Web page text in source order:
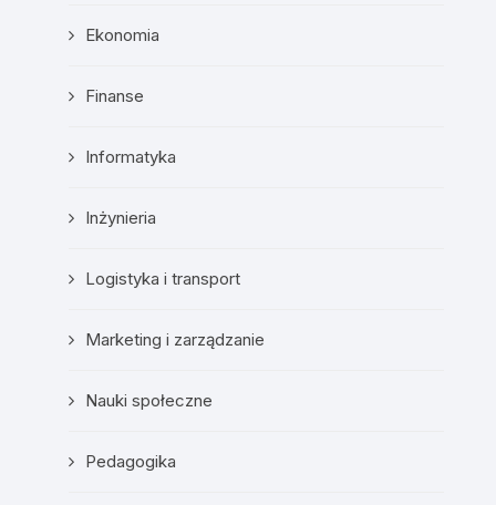
Ekonomia
Finanse
Informatyka
Inżynieria
Logistyka i transport
Marketing i zarządzanie
Nauki społeczne
Pedagogika